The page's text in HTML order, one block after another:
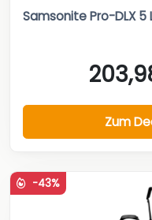
Samsonite Pro-DLX
Zum
-43%